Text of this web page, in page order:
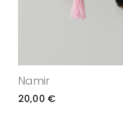
Namir
20,00 €